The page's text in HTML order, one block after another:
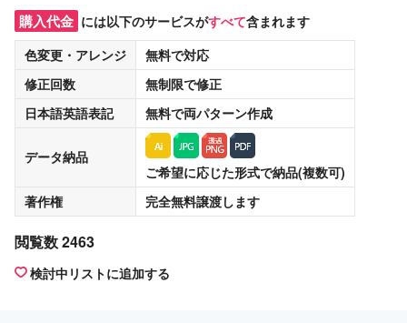
購入代金 には以下のサービスがすべて含まれます
色変更・アレンジ
無料で対応
修正回数
無制限で修正
日本語英語表記
無料で両パターン作成
データ納品
ご希望に応じた形式で納品(複数可)
著作権
完全無料譲渡します
閲覧数 2463
検討中リストに追加する